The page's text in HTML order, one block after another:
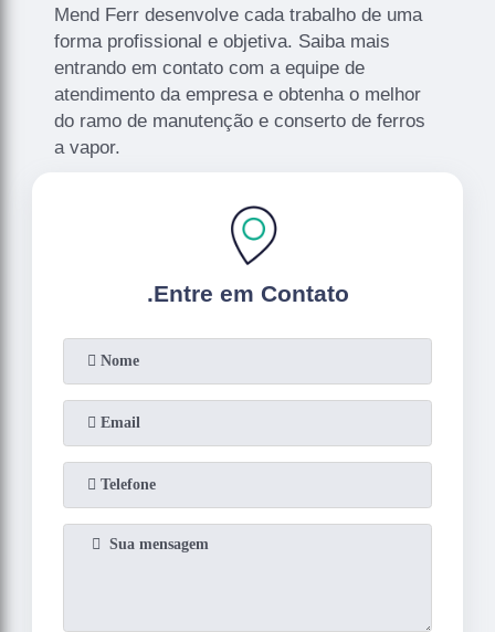
Mend Ferr desenvolve cada trabalho de uma
forma profissional e objetiva. Saiba mais
entrando em contato com a equipe de
atendimento da empresa e obtenha o melhor
do ramo de manutenção e conserto de ferros
a vapor.
.Entre em Contato